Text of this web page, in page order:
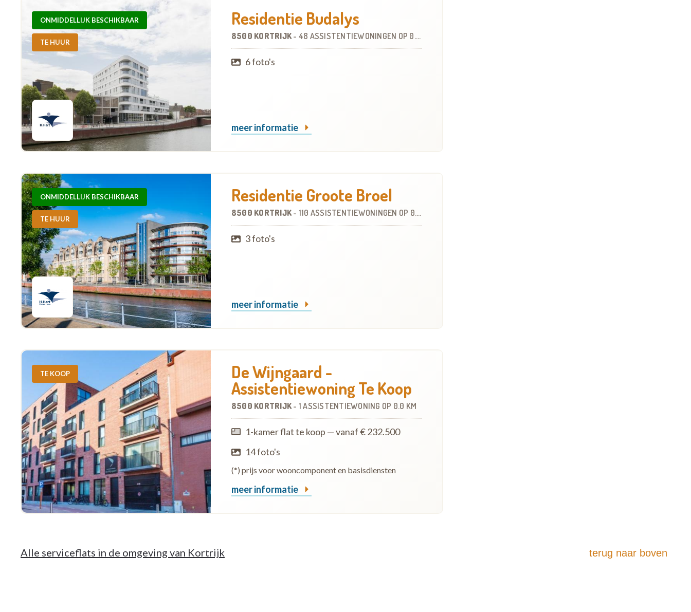
ONMIDDELLIJK BESCHIKBAAR
TE HUUR
Residentie Budalys
8500 KORTRIJK- 48 ASSISTENTIEWONINGEN OP 0.9 KM
6 foto's
meer informatie
ONMIDDELLIJK BESCHIKBAAR
TE HUUR
Residentie Groote Broel
8500 KORTRIJK- 110 ASSISTENTIEWONINGEN OP 0.8 KM
3 foto's
meer informatie
TE KOOP De Wijngaard -
Assistentiewoning Te Koop
8500 KORTRIJK- 1 ASSISTENTIEWONING OP 0.0 KM
1-kamer flat te koop —vanaf € 232.500
14 foto's
(*) prijs voor wooncomponent en basisdiensten
meer informatie
Alle serviceflats in de omgeving van Kortrijk terug naar boven